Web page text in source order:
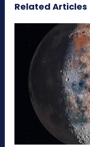
Related Articles